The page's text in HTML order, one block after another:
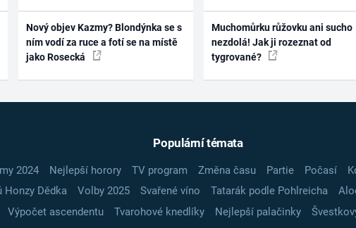
Nový objev Kazmy? Blondýnka se s
ním vodí za ruce a fotí se na místě
jako Rosecká
Muchomůrku růžovku ani sucho
nezdolá! Jak ji rozeznat od
tygrované?
Populární témata
2024 Nejlepší horory TV program Změna času Partie Počasí
Honzy Dědka Volby 2025 Svařené víno Tatarák podle Pohlreicha
Výpočet ascendentu
Tvarohové knedlíky Nejlepší palačinky